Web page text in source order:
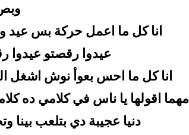
انا كل ما اعمل حركة بس عيد
عيدوا رقصتو عيدوا
انا كل ما احس بعوأ نوش اشغل
مهما اقولها يا ناس في كلامي ده
دنيا عجيبة دي بتلعب بينا